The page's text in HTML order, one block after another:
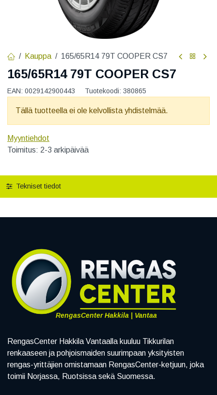
Kauppa 165/65R14 79T COOPER CS7
165/65R14 79T COOPER CS7
EAN: 0029142900443 Tuotekoodi: 380865
Tällä tuotteella ei ole kelvollista yhdistelmää.
Myyntiehdot
Toimitus: 2-3 arkipäivää
Tekniset tiedot
RengasCenter Hakkila | Vantaa
RengasCenter Hakkila Vantaalla kuuluu Tikkurilan
renkaaseen ja pohjoismaiden suurimpaan yksityisten
rengas-yrittäjien omistamaan RengasCenter-ketjuun, joka
toimii Norjassa, Ruotsissa sekä Suomessa.